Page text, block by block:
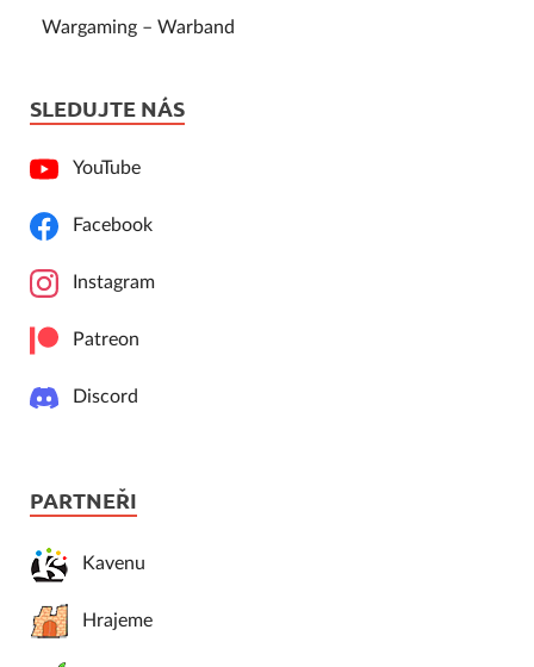
Wargaming – Warband
SLEDUJTE NÁS
YouTube
Facebook
Instagram
Patreon
Discord
PARTNEŘI
Kavenu
Hrajeme